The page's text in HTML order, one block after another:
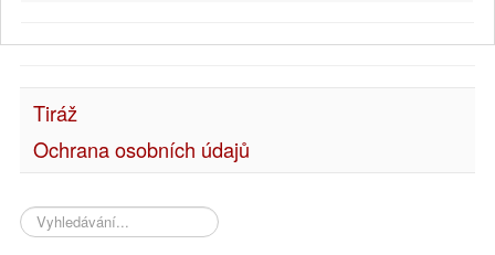
Tiráž
Ochrana osobních údajů
Vyhledávání...